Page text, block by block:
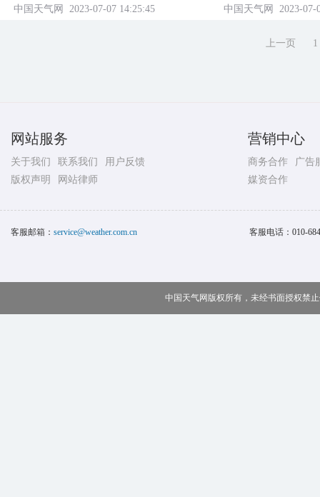
中国天气网 2023-07-07 14:25:45 中国天气网 2023-07-
上一页 1
网站服务
关于我们 联系我们
用户反馈
版权声明
网站律师
营销中心
商务合作
广告
媒资合作
客服邮箱： service@weather.com.cn 客服电话： 010-
中国天气网版权所有，未经书面授权